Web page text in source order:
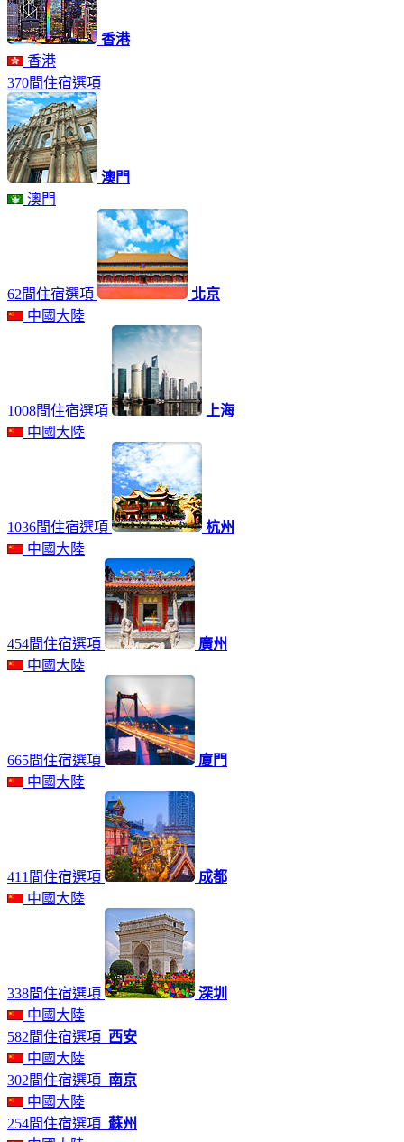
香港
香港
370間住宿選項
澳門
澳門
62間住宿選項
北京
中國大陸
1008間住宿選項
上海
中國大陸
1036間住宿選項
杭州
中國大陸
454間住宿選項
廣州
中國大陸
665間住宿選項
廈門
中國大陸
411間住宿選項
成都
中國大陸
338間住宿選項
深圳
中國大陸
582間住宿選項 西安
中國大陸
302間住宿選項 南京
中國大陸
254間住宿選項 蘇州